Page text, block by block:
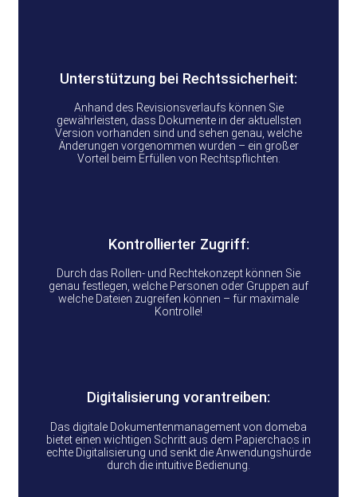
Unterstützung bei Rechtssicherheit:
Anhand des Revisionsverlaufs können Sie
gewährleisten, dass Dokumente in der aktuellsten
Version vorhanden sind und sehen genau, welche
Änderungen vorgenommen wurden – ein großer
Vorteil beim Erfüllen von Rechtspflichten.
Kontrollierter Zugriff:
Durch das Rollen- und Rechtekonzept können Sie
genau festlegen, welche Personen oder Gruppen auf
welche Dateien zugreifen können – für maximale
Kontrolle!
Digitalisierung vorantreiben:
Das digitale Dokumentenmanagement von domeba
bietet einen wichtigen Schritt aus dem Papierchaos in
echte Digitalisierung und senkt die Anwendungshürde
durch die intuitive Bedienung.